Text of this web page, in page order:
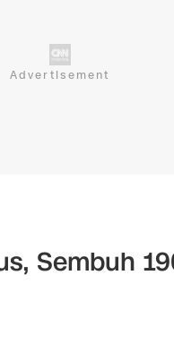
Sembuh